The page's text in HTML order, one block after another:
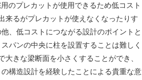
のプレカットが使用できるため低コスト
来るがプレカットが使えなくなったりす
、低コストにつながる設計のポイントと
パンの中央に柱を設置することは難しく
きな梁断面を小さくすることができ、
構造設計を経験したことによる貴重な意